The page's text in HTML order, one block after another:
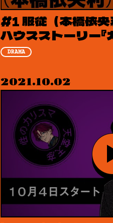
#1 服従（本橋依央
ハウスストーリー『
DRAMA
2021.10.02